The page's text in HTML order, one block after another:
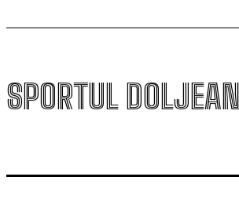
SPORTUL DOLJEAN